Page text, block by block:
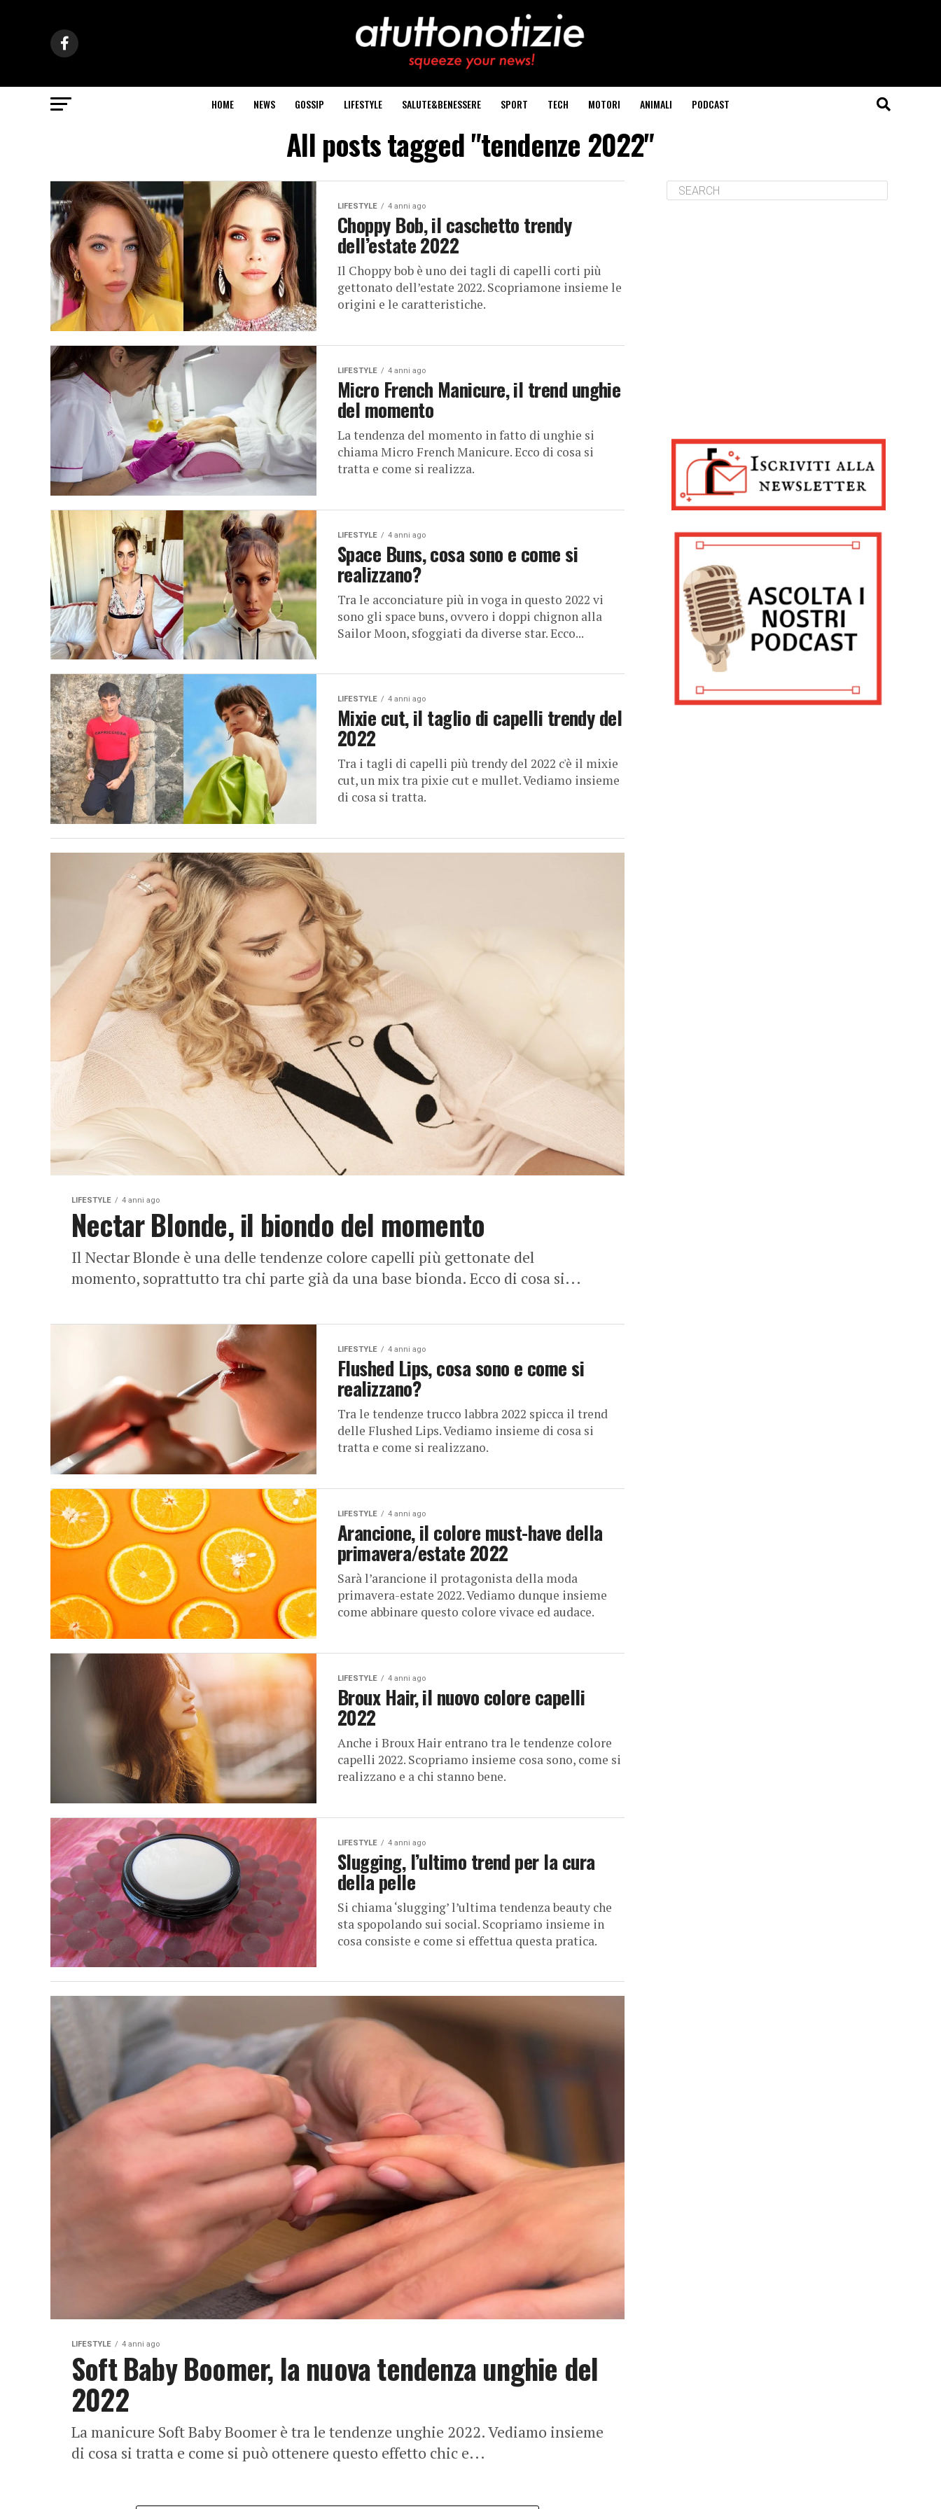
HOME NEWS GOSSIP LIFESTYLE SALUTE&BENESSERE SPORT TECH MOTORI ANIMALI PODCAST
All posts tagged "tendenze 2022"
LIFESTYLE 4 anni ago
Choppy Bob, il caschetto trendy
dell’estate 2022
Il Choppy bob è uno dei tagli di capelli corti più
gettonato dell’estate 2022. Scopriamone insieme le
origini e le caratteristiche.
LIFESTYLE 4 anni ago
Micro French Manicure, il trend unghie
del momento
La tendenza del momento in fatto di unghie si
chiama Micro French Manicure. Ecco di cosa si
tratta e come si realizza.
LIFESTYLE 4 anni ago
Space Buns, cosa sono e come si
realizzano?
Tra le acconciature più in voga in questo 2022 vi
sono gli space buns, ovvero i doppi chignon alla
Sailor Moon, sfoggiati da diverse star. Ecco...
LIFESTYLE 4 anni ago
Mixie cut, il taglio di capelli trendy del
2022
Tra i tagli di capelli più trendy del 2022 c'è il mixie
cut, un mix tra pixie cut e mullet. Vediamo insieme
di cosa si tratta.
LIFESTYLE 4 anni ago
Nectar Blonde, il biondo del momento
Il Nectar Blonde è una delle tendenze colore capelli più gettonate del
momento, soprattutto tra chi parte già da una base bionda. Ecco di cosa si...
LIFESTYLE 4 anni ago
Flushed Lips, cosa sono e come si
realizzano?
Tra le tendenze trucco labbra 2022 spicca il trend
delle Flushed Lips. Vediamo insieme di cosa si
tratta e come si realizzano.
LIFESTYLE 4 anni ago
Arancione, il colore must-have della
primavera/estate 2022
Sarà l’arancione il protagonista della moda
primavera-estate 2022. Vediamo dunque insieme
come abbinare questo colore vivace ed audace.
LIFESTYLE 4 anni ago
Broux Hair, il nuovo colore capelli
2022
Anche i Broux Hair entrano tra le tendenze colore
capelli 2022. Scopriamo insieme cosa sono, come si
realizzano e a chi stanno bene.
LIFESTYLE 4 anni ago
Slugging, l’ultimo trend per la cura
della pelle
Si chiama ‘slugging’ l’ultima tendenza beauty che
sta spopolando sui social. Scopriamo insieme in
cosa consiste e come si effettua questa pratica.
LIFESTYLE 4 anni ago
Soft Baby Boomer, la nuova tendenza unghie del
2022
La manicure Soft Baby Boomer è tra le tendenze unghie 2022. Vediamo insieme
di cosa si tratta e come si può ottenere questo effetto chic e...